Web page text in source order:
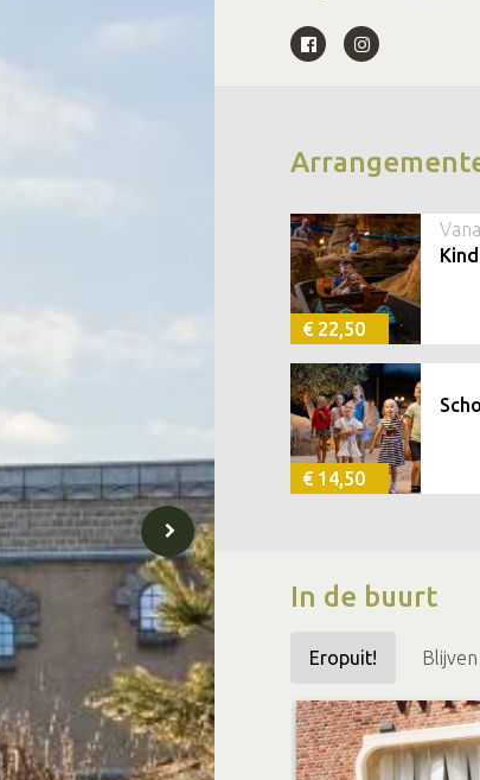
€ 22,50
€ 14,50
In de buurt
Eropuit!